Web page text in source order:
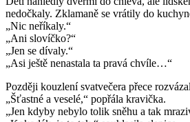
nedočkaly. Zklamaně se vrátily do
„Nic neříkaly.“
„Ani slovíčko?“
„Jen se dívaly.“
„Asi ještě nenastala ta pravá chvíle…“
Později kouzlení svatvečera přece
„Šťastné a veselé,“ popřála kravička.
„Jen kdyby nebylo tolik sněhu a tak